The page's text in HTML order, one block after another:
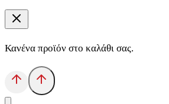
Κανένα προϊόν στο καλάθι σας.